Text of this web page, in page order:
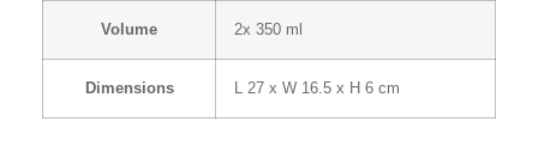
Volume 2x 350 ml
Dimensions L 27 x W 16.5 x H 6 cm